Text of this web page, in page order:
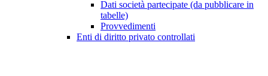
Dati società partecipate (da pubblicare in
tabelle)
Provvedimenti
Enti di diritto privato controllati